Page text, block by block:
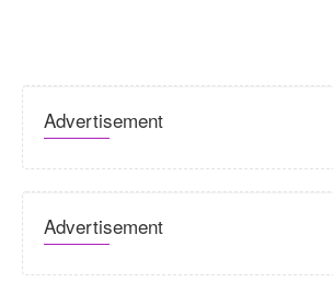
Advertisement
Advertisement